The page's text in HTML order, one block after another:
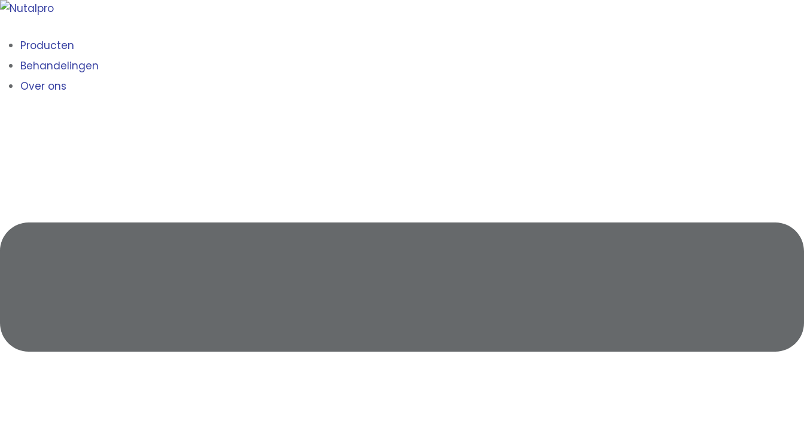
Producten
Behandelingen
Over ons